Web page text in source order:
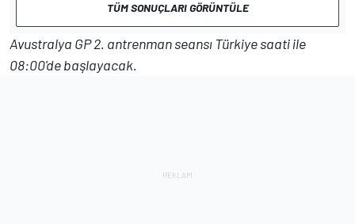
TÜM SONUÇLARI GÖRÜNTÜLE
Avustralya GP 2. antrenman seansı Türkiye saati ile
08:00'de başlayacak.